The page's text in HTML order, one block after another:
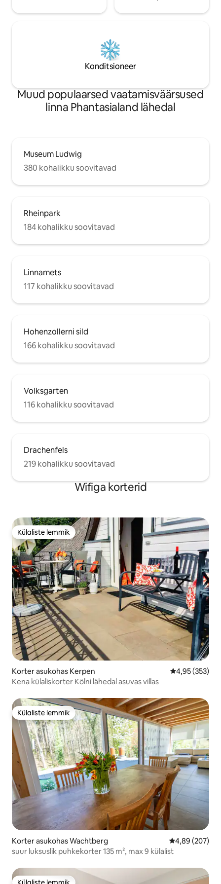
Konditsioneer
Muud populaarsed vaatamisväärsused
linna Phantasialand lähedal
Museum Ludwig
380 kohalikku soovitavad
Rheinpark
184 kohalikku soovitavad
Linnamets
117 kohalikku soovitavad
Hohenzollerni sild
166 kohalikku soovitavad
Volksgarten
116 kohalikku soovitavad
Drachenfels
219 kohalikku soovitavad
Wifiga korterid
Külaliste lemmik
Külaliste lemmik
Korter asukohas Kerpen Keskmine
4,95 (353)
Kena külaliskorter Kölni lähedal asuvas villas
Külaliste lemmik
Külaliste lemmik
Korter asukohas Wachtberg Keskmine
4,89 (207)
suur luksuslik puhkekorter 135 m², max 9 külalist